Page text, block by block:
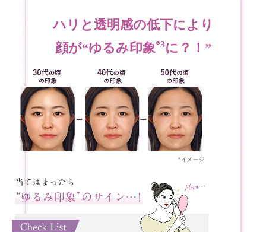
ハリと透明感の低下により
顔が“ゆるみ印象*3に？！”